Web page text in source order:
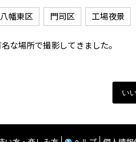
八幡東区 門司区 工場夜景
な場所で撮影してきました。
い